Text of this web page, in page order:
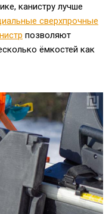
канистру лучше
сверхпрочные
позволяют
ёмкостей как